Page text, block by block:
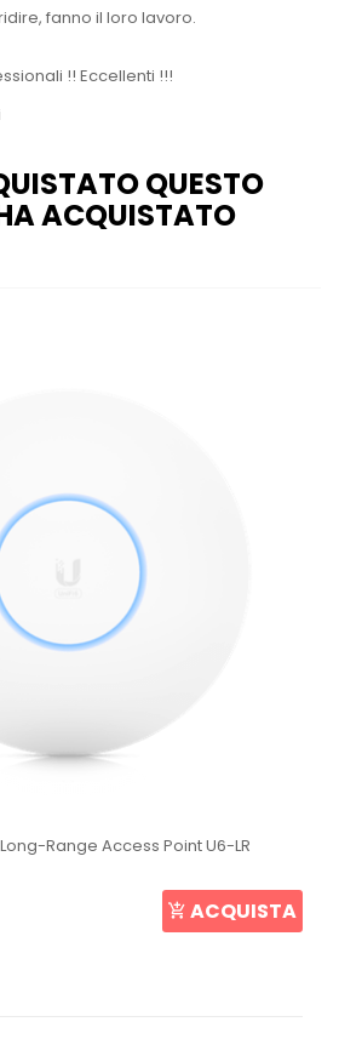
fanno il loro lavoro.
!! Eccellenti !!!
QUESTO
ACQUISTATO
Range Access Point U6-LR
ACQUISTA